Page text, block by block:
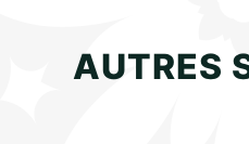
AUTRES